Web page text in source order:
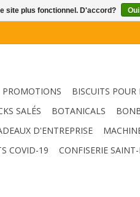
PROMOTIONS BISCUITS POUR
SALÉS
BOTANICALS
D'ENTREPRISE
COVID-19 CONFISERIE
site plus fonctionnel. D'accord? Oui